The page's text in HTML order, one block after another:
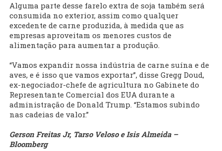
Alguma parte desse farelo extra de soja também será
consumida no exterior, assim como qualquer
excedente de carne produzida, à medida que as
empresas aproveitam os menores custos de
alimentação para aumentar a produção.
“Vamos expandir nossa indústria de carne suína e de
aves, e é isso que vamos exportar”, disse Gregg Doud,
ex-negociador-chefe de agricultura no Gabinete do
Representante Comercial dos EUA durante a
administração de Donald Trump. “Estamos subindo
nas cadeias de valor.”
Gerson Freitas Jr, Tarso Veloso e Isis Almeida –
Bloomberg